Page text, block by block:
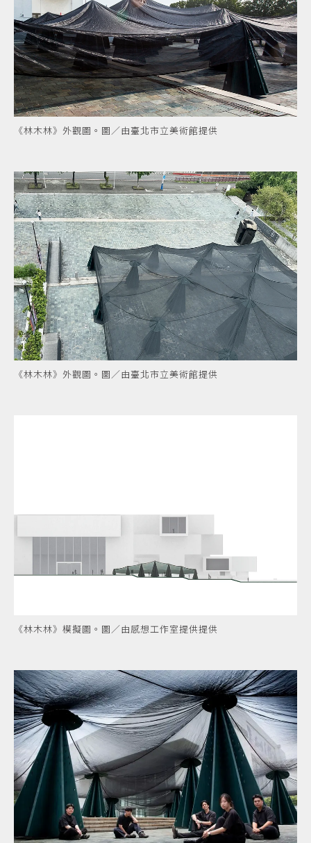
《林木林》外觀圖。圖／由臺北市立美術館提供
《林木林》外觀圖。圖／由臺北市立美術館提供
《林木林》模擬圖。圖／由感想工作室提供提供